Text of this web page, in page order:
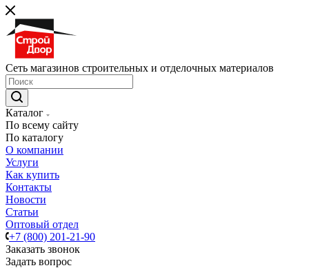
Сеть магазинов строительных и отделочных материалов
Каталог
По всему сайту
По каталогу
О компании
Услуги
Как купить
Контакты
Новости
Статьи
Оптовый отдел
+7 (800) 201-21-90
Заказать звонок
Задать вопрос